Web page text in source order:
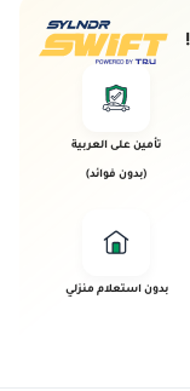
تأمين على العربية
(بدون فوائد)
بدون استعلام منزلي